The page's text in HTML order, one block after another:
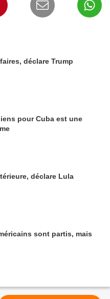
Venezuela: Je fais de bonnes affaires, déclare Trump
pour Cuba est une
déclare Lula
sont partis, mais